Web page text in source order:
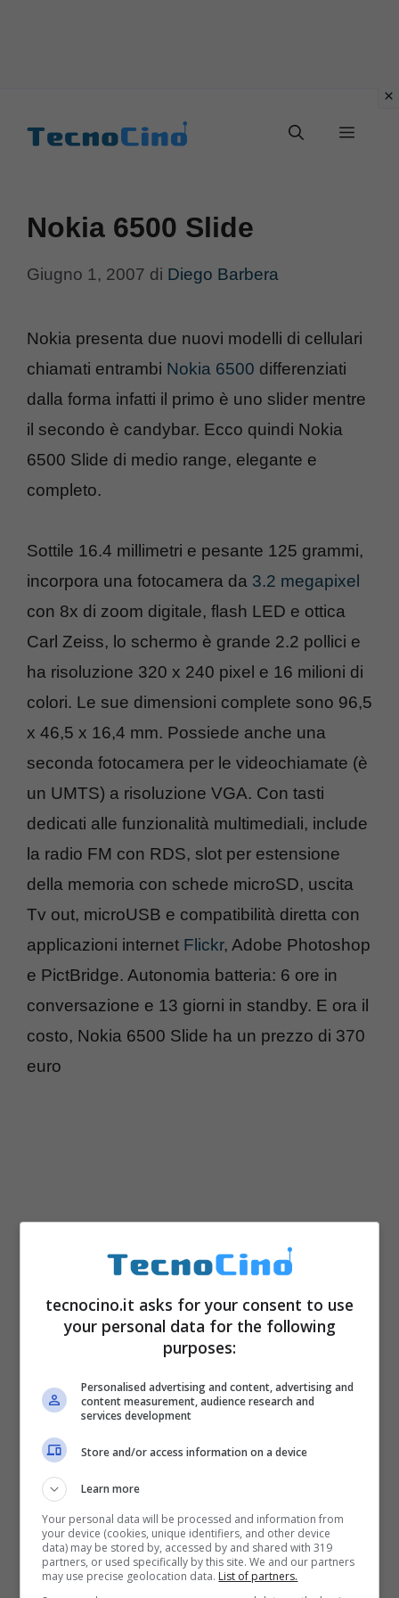
Menu
Nokia 6500 Slide
Giugno 1, 2007 di Diego Barbera
Nokia presenta due nuovi modelli di cellulari
chiamati entrambi Nokia 6500 differenziati
dalla forma infatti il primo è uno slider mentre
il secondo è candybar. Ecco quindi Nokia
6500 Slide di medio range, elegante e
completo.
Sottile 16.4 millimetri e pesante 125 grammi,
incorpora una fotocamera da 3.2 megapixel
con 8x di zoom digitale, flash LED e ottica
Carl Zeiss, lo schermo è grande 2.2 pollici e
ha risoluzione 320 x 240 pixel e 16 milioni di
colori. Le sue dimensioni complete sono 96,5
x 46,5 x 16,4 mm. Possiede anche una
seconda fotocamera per le videochiamate (è
un UMTS) a risoluzione VGA. Con tasti
dedicati alle funzionalità multimediali, include
la radio FM con RDS, slot per estensione
della memoria con schede microSD, uscita
Tv out, microUSB e compatibilità diretta con
applicazioni internet Flickr, Adobe Photoshop
e PictBridge. Autonomia batteria: 6 ore in
conversazione e 13 giorni in standby. E ora il
costo, Nokia 6500 Slide ha un prezzo di 370
euro
tecnocino.it asks for your consent to use
your personal data for the following
purposes:
Personalised advertising and content, advertising and
content measurement, audience research and
services development
Store and/or access information on a device
Learn more
Your personal data will be processed and information from
your device (cookies, unique identifiers, and other device
data) may be stored by, accessed by and shared with 319
partners, or used specifically by this site. We and our partners
may use precise geolocation data. List of partners.